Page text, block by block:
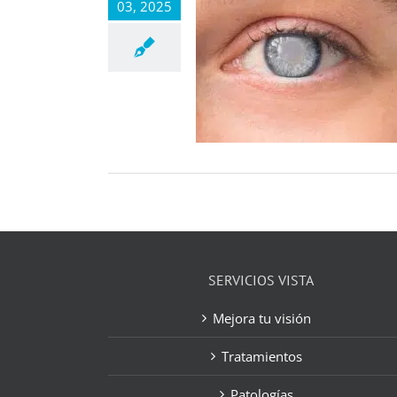
03, 2025
SERVICIOS VISTA
Mejora tu visión
Tratamientos